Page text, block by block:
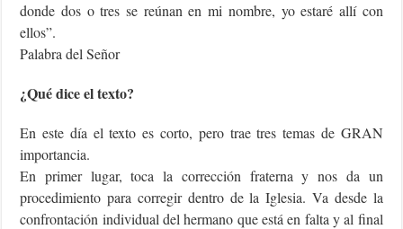
donde dos o tres se reúnan en mi nombre, yo estaré allí con
ellos”.
Palabra del Señor
¿Qué dice el texto?
En este día el texto es corto, pero trae tres temas de GRAN
importancia.
En primer lugar, toca la corrección fraterna y nos da un
procedimiento para corregir dentro de la Iglesia. Va desde la
confrontación individual del hermano que está en falta y al final